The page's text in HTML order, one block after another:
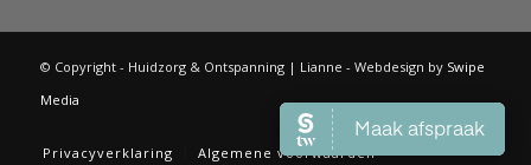
© Copyright - Huidzorg & Ontspanning | Lianne - Webdesign by Swipe
Media
Privacyverklaring Algemene voorwaarden